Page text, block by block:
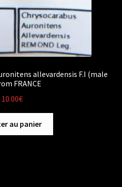
allevardensis F.I (male
FRANCE
10.00€
au panier